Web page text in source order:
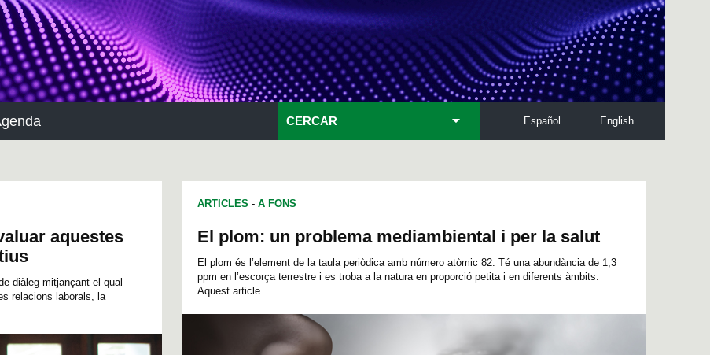
English
Español
CERCAR
aquestes
diàleg mitjançant el qual
relacions laborals, la
ARTICLES - A FONS
El plom: un problema mediambiental i per la salut
El plom és l’element de la taula periòdica amb número atòmic 82. Té una abundància de 1,3
ppm en l’escorça terrestre i es troba a la natura en proporció petita i en diferents àmbits.
Aquest article...